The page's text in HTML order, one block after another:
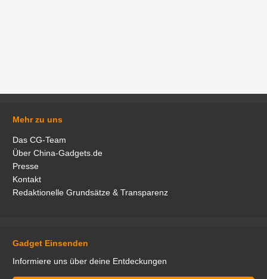
Mehr zu uns
Das CG-Team
Über China-Gadgets.de
Presse
Kontakt
Redaktionelle Grundsätze & Transparenz
Gadget Einsenden
Informiere uns über deine Entdeckungen